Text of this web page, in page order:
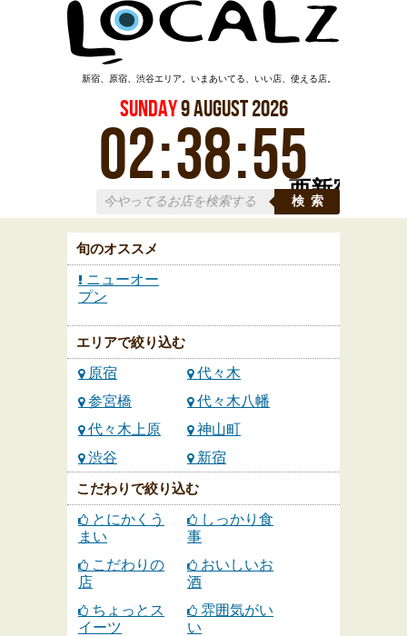
西新宿
新宿、原宿、渋谷エリア。いまあいてる、いい店、使える店。
Sunday9August2026
02:38:55
検索
旬のオススメ
ニューオー
プン
エリアで絞り込む
原宿
代々木
参宮橋
代々木八幡
代々木上原
神山町
渋谷
新宿
こだわりで絞り込む
とにかくう
まい
しっかり食
事
こだわりの
店
おいしいお
酒
ちょっとス
イーツ
雰囲気がい
い